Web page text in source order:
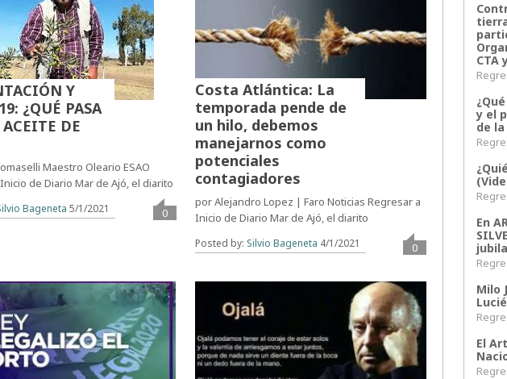
Y
¿QUÉ PASA
DE
Maestro Oleario ESAO
de Diario Mar de Ajó, el diarito
Bageneta 5/1/2021 0
Costa Atlántica: La
temporada pende de
un hilo, debemos
manejarnos como
potenciales
contagiadores
por Alejandro Lopez | Faro Noticias Regresar a
Inicio de Diario Mar de Ajó, el diarito
Posted by: Silvio Bageneta 4/1/2021 0
CTA
y el
de
En
Milo
El